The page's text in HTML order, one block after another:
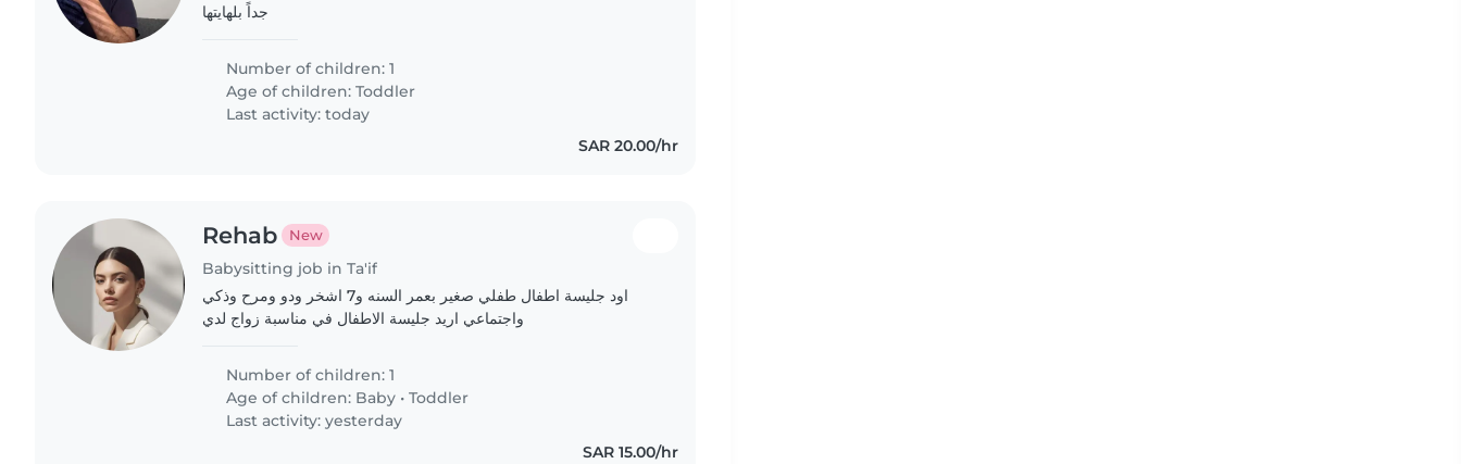
جداً بلهايتها
Number of children: 1
Age of children:Toddler
Last activity: today
SAR 20.00/hr
Rehab New
Babysitting job in Ta'if
اود جليسة اطفال طفلي صغير بعمر السنه و7 اشخر ودو ومرح وذكي
واجتماعي اريد جليسة الاطفال في مناسبة زواج لدي
Number of children: 1
Age of children: Baby •Toddler
Last activity: yesterday
SAR 15.00/hr